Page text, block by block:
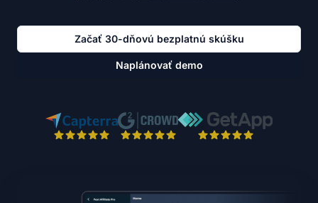
Začať 30-dňovú bezplatnú skúšku
Naplánovať demo